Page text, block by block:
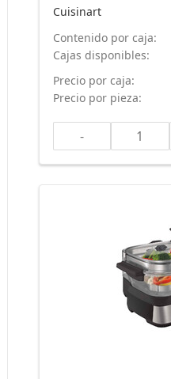
Cuisinart
Contenido por caja:
Cajas disponibles:
Precio por caja:
Precio por pieza:
-